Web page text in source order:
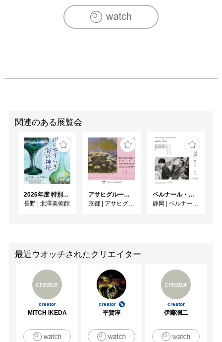
関連のある展覧会
2026年度 特別展「ガレとドーム、アール･ヌーヴォーのガラス 水辺のやすらぎ、海の神秘」
長野 | 北澤美術館
アサヒグループ大山崎山荘美術館 開館30周年記念展「没後100年 クロード・モネ」
京都 | アサヒグループ大山崎山荘美術館
ベルナール・ビュフェと写真 ーカメラがとらえたビュフェとその時代、そして21 世紀へ
静岡 | ベルナール・ビュフェ美術館
最近ウオッチされたクリエイター
creator
creator
MITCH IKEDA
creator
平賀淳
creator
creator
伊藤潤二